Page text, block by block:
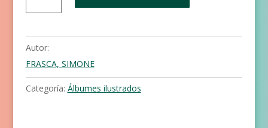
de
y
los
monstruos
cantidad
Autor:
FRASCA, SIMONE
Categoría: Álbumes ilustrados